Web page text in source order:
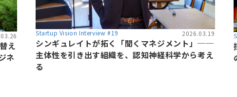
え
ネ
Startup Vision Interview #19 2026.03.19
シンギュレイトが拓く「聞くマネジメント」──
主体性を引き出す組織を、認知神経科学から考え
る